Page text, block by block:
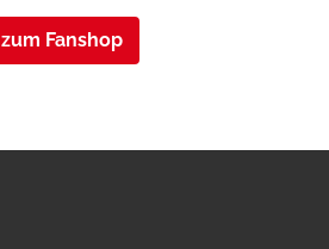
zum Fanshop